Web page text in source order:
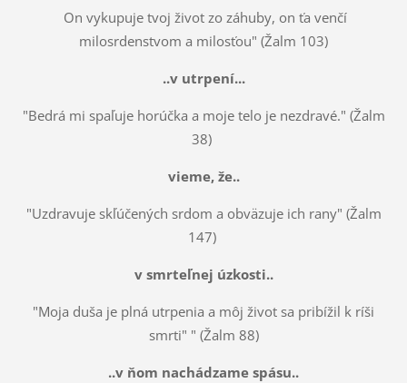
On vykupuje tvoj život zo záhuby, on ťa venčí
milosrdenstvom a milosťou" (Žalm 103)
..v utrpení...
"Bedrá mi spaľuje horúčka a moje telo je nezdravé." (Žalm
38)
vieme, že..
"Uzdravuje skľúčených srdom a obväzuje ich rany" (Žalm
147)
v smrteľnej úzkosti..
"Moja duša je plná utrpenia a môj život sa pribížil k ríši
smrti" " (Žalm 88)
..v ňom nachádzame spásu..